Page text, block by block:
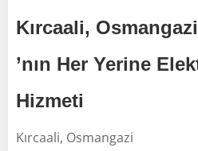
Kırcaali, Osmangazi
’nın Her Yerine
Hizmeti
Kırcaali, Osmangazi